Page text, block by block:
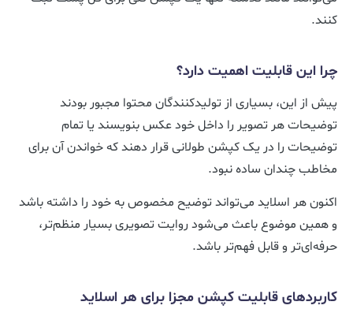
کنند.
چرا این قابلیت اهمیت دارد؟
پیش از این، بسیاری از تولیدکنندگان محتوا مجبور بودند
توضیحات هر تصویر را داخل خود عکس بنویسند یا تمام
توضیحات را در یک کپشن طولانی قرار دهند که خواندن آن برای
مخاطب چندان ساده نبود.
اکنون هر اسلاید می‌تواند توضیح مخصوص به خود را داشته باشد
و همین موضوع باعث می‌شود روایت تصویری بسیار منظم‌تر،
حرفه‌ای‌تر و قابل فهم‌تر باشد.
کاربردهای قابلیت کپشن مجزا برای هر اسلاید